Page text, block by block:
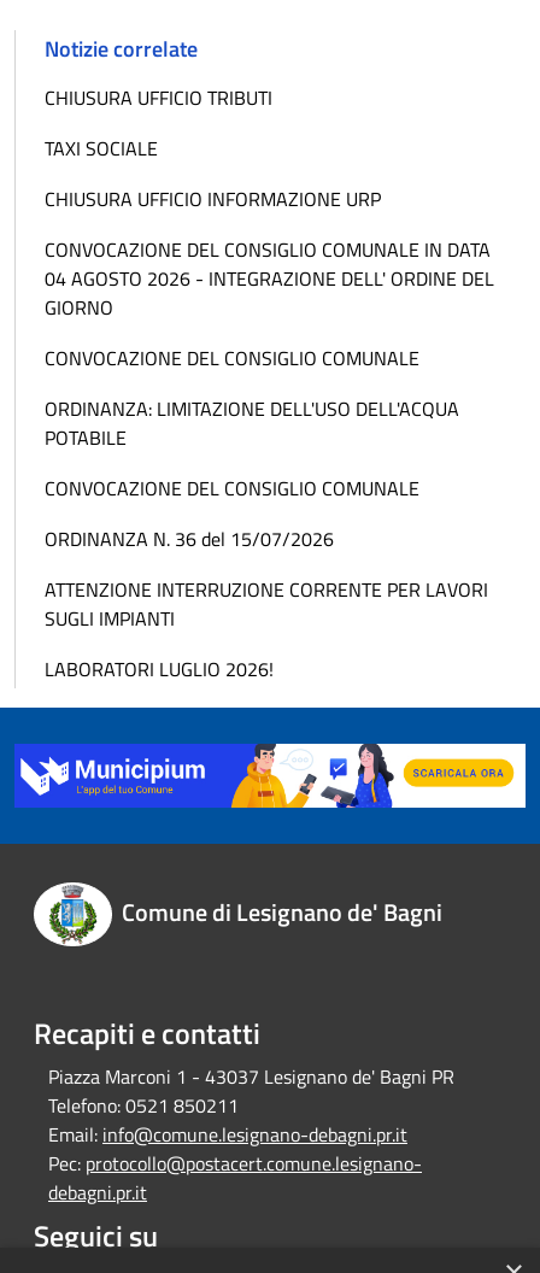
Notizie correlate
CHIUSURA UFFICIO TRIBUTI
TAXI SOCIALE
CHIUSURA UFFICIO INFORMAZIONE URP
CONVOCAZIONE DEL CONSIGLIO COMUNALE IN DATA
04 AGOSTO 2026 - INTEGRAZIONE DELL' ORDINE DEL
GIORNO
CONVOCAZIONE DEL CONSIGLIO COMUNALE
ORDINANZA: LIMITAZIONE DELL'USO DELL'ACQUA
POTABILE
CONVOCAZIONE DEL CONSIGLIO COMUNALE
ORDINANZA N. 36 del 15/07/2026
ATTENZIONE INTERRUZIONE CORRENTE PER LAVORI
SUGLI IMPIANTI
LABORATORI LUGLIO 2026!
Comune di Lesignano de' Bagni
Recapiti e contatti
Piazza Marconi 1 - 43037 Lesignano de' Bagni PR
Telefono:0521 850211
Email: info@comune.lesignano-debagni.pr.it
Pec: protocollo@postacert.comune.lesignano-
debagni.pr.it
Seguici su